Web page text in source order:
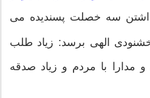
داشتن سه خصلت پسندیده می
الهی برسد: زیاد طلب
مدارا با مردم و زیاد صدقه